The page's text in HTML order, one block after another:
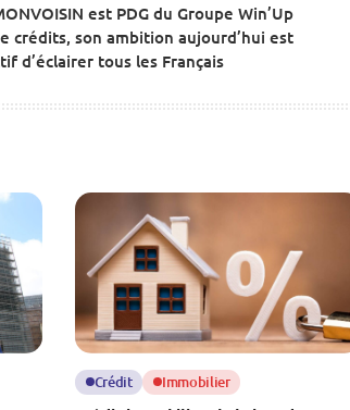
est PDG du Groupe Win’Up
crédits, son ambition aujourd’hui est
d’éclairer tous les Français
Crédit Immobilier